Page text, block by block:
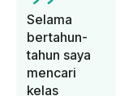
Selama
bertahun-
tahun saya
mencari
kelas